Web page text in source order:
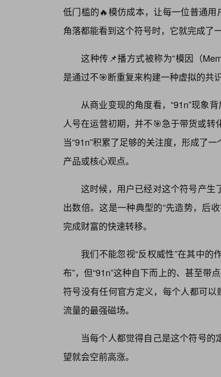
低门槛的🔥模仿成本，让每一位普通
角落都能看到这个符号时，它就完成了
这种传📌播方式被称为“模因（
是通过不🎯断重复来构建一种虚拟的共
从商业变现的角度看，“91n”现象
人号在运营初期，并不🎯急于带货或
当“91n”积累了足够的关注度，形成了
产品或核心观点。
这时候，用户已经对这个符号产
出数倍。这是一种典型的“先造势，后
完成财富的快速转移。
我们不能忽视“反权威性”在其中的
布”，但“91n”这种自下而上的、甚至带
符号没有任何官方定义，每个人都可
流量的最强磁场。
当每个人都觉得自己是这个符号
望就会空前高涨。